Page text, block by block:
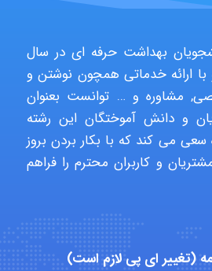
emami
ehtesham
Chehri
بهداشت حرفه ای در سال
شد و با ارائه خدماتی همچون نوشتن و
مشاوره و … توانست بعنوان
و دانش آموختگان این رشته
می کند که با بکار بردن بروز
و کاربران محترم را فراهم
(تغییر ای پی لازم است)